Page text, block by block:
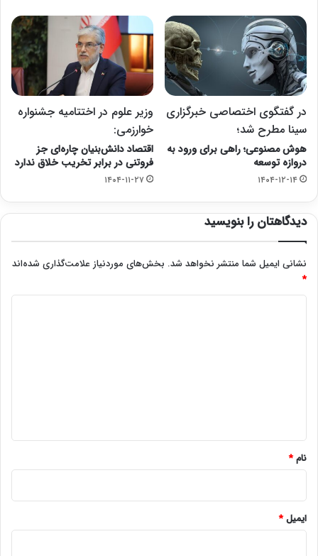
در گفتگوی اختصاصی خبرگزاری
سینا مطرح شد؛
هوش مصنوعی؛ راهی برای ورود به
دروازه توسعه
۱۴۰۴-۱۲-۱۴
وزیر علوم در اختتامیه جشنواره
خوارزمی:
اقتصاد دانش‌بنیان چاره‌ای جز
فروتنی در برابر تخریب خلاق ندارد
۱۴۰۴-۱۱-۲۷
دیدگاهتان را بنویسید
نشانی ایمیل شما منتشر نخواهد شد. بخش‌های موردنیاز علامت‌گذاری شده‌اند
*
نام*
ایمیل*